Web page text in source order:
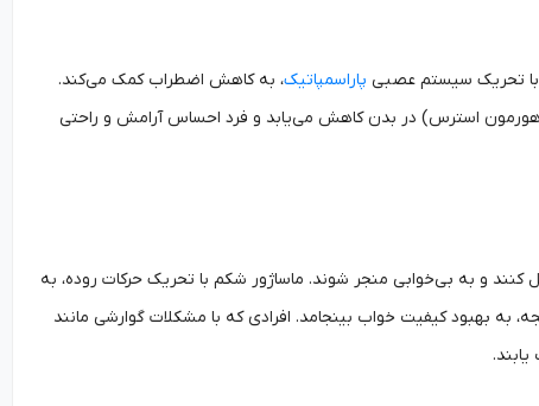
با تحریک سیستم عصبی پاراسمپاتیک، به کاهش اضطراب کمک می‌کند.
استرس) در بدن کاهش می‌یابد و فرد احساس آرامش و راحتی
و به بی‌خوابی منجر شوند. ماساژور شکم با تحریک حرکات روده، به
بهبود کیفیت خواب بینجامد. افرادی که با مشکلات گوارشی مانند